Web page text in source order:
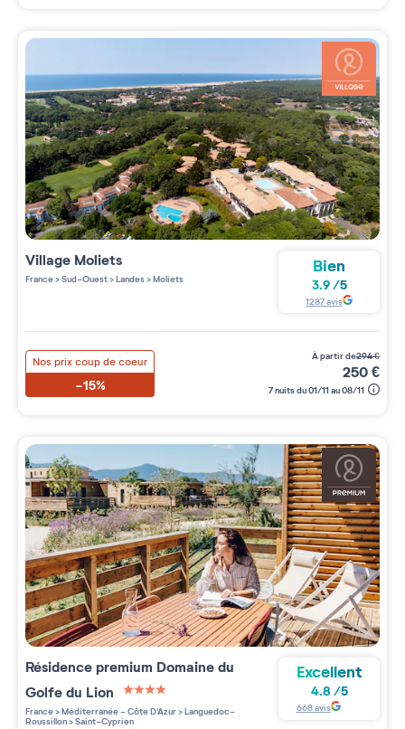
Village Moliets
France>Sud-Ouest>Landes>Moliets
Bien
3.9/5
1287avis
Nos prix coup de coeur
-15%
à partir de294€
250€
7 nuits du 01/11 au 08/11
Résidence premium Domaine du
Golfe du Lion
4 étoiles sur 5
France>Méditerranée - Côte D'Azur>Languedoc-
Roussillon>Saint-Cyprien
Excellent
4.8 /5
668avis